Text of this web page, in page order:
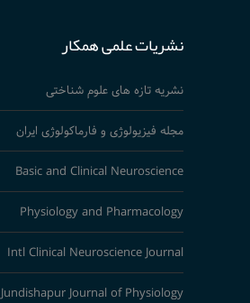
نشریات علمی همکار
نشریه تازه های علوم شناختی
مجله فیزیولوژی و فارماکولوژی ایران
Basic and Clinical Neuroscience
Physiology and Pharmacology
Intl Clinical Neuroscience Journal
Jundishapur Journal of Physiology